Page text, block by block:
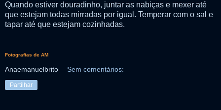
Quando estiver douradinho, juntar as nabiças e mexer até
que estejam todas mirradas por igual. Temperar com o sal e
tapar até que estejam cozinhadas.
Fotografias de AM
Anaemanuelbrito Sem comentários:
Partilhar